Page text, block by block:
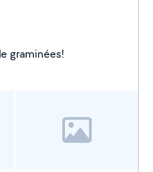
. Soi cente
troie
graminées!